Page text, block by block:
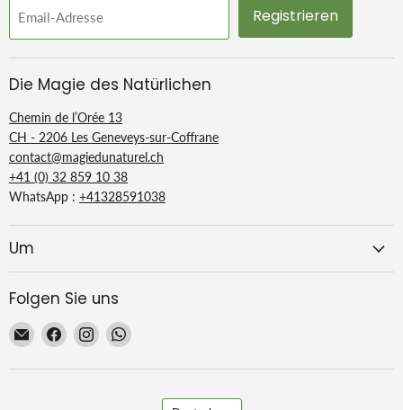
Email-Adresse Registrieren
Die Magie des Natürlichen
Chemin de l’Orée 13
CH - 2206 Les Geneveys-sur-Coffrane
contact@magiedunaturel.ch
+41 (0) 32 859 10 38
WhatsApp : +41328591038
Um
Folgen Sie uns
Email
Magie
Finden
Sie
uns
Finden
Sie
uns
Finden
uns